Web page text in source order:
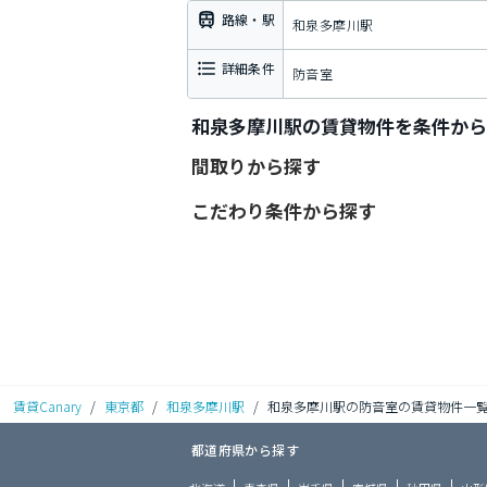
路線・駅 和泉多摩川駅
詳細条件 防音室
和泉多摩川駅の賃貸物件を条件か
間取りから探す
こだわり条件から探す
賃貸Canary / 東京都 / 和泉多摩川駅 / 和泉多摩川駅の防音室の賃貸物件一
都道府県から探す